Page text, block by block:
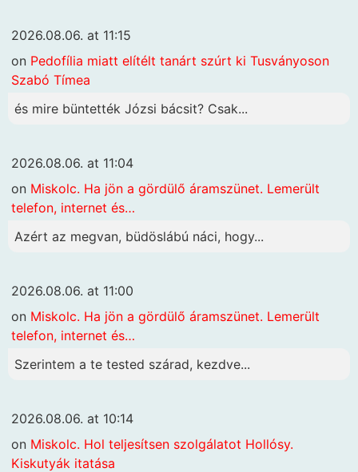
2026.08.06. at 11:15
on Pedofília miatt elítélt tanárt szúrt ki Tusványoson
Szabó Tímea
és mire büntették Józsi bácsit? Csak...
2026.08.06. at 11:04
on Miskolc. Ha jön a gördülő áramszünet. Lemerült
telefon, internet és…
Azért az megvan, büdöslábú náci, hogy...
2026.08.06. at 11:00
on Miskolc. Ha jön a gördülő áramszünet. Lemerült
telefon, internet és…
Szerintem a te tested szárad, kezdve...
2026.08.06. at 10:14
on Miskolc. Hol teljesítsen szolgálatot Hollósy.
Kiskutyák itatása